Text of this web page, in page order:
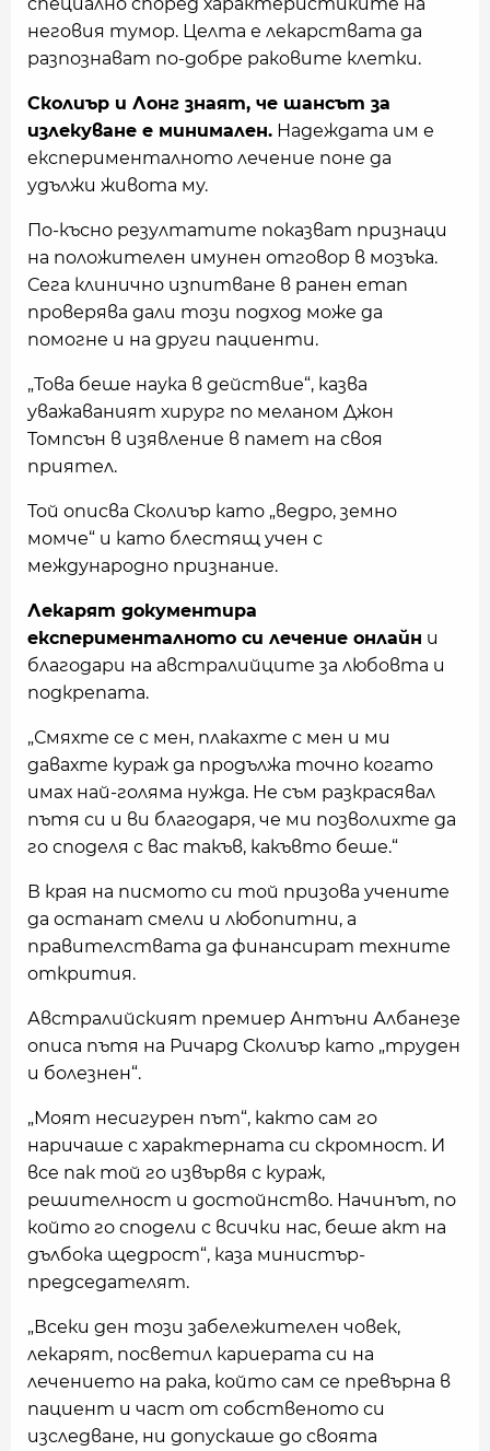
неговия тумор. Целта е лекарствата да
разпознават по-добре раковите клетки.
Сколиър и Лонг знаят, че шансът за
излекуване е минимален. Надеждата им е
експерименталното лечение поне да
удължи живота му.
По-късно резултатите показват признаци
на положителен имунен отговор в мозъка.
Сега клинично изпитване в ранен етап
проверява дали този подход може да
помогне и на други пациенти.
„Това беше наука в действие“, казва
уважаваният хирург по меланом Джон
Томпсън в изявление в памет на своя
приятел.
Той описва Сколиър като „ведро, земно
момче“ и като блестящ учен с
международно признание.
Лекарят документира
експерименталното си лечение онлайн и
благодари на австралийците за любовта и
подкрепата.
„Смяхте се с мен, плакахте с мен и ми
давахте кураж да продължа точно когато
имах най-голяма нужда. Не съм разкрасявал
пътя си и ви благодаря, че ми позволихте да
го споделя с вас такъв, какъвто беше.“
В края на писмото си той призова учените
да останат смели и любопитни, а
правителствата да финансират техните
открития.
Австралийският премиер Антъни Албанезе
описа пътя на Ричард Сколиър като „труден
и болезнен“.
„Моят несигурен път“, както сам го
наричаше с характерната си скромност. И
все пак той го извървя с кураж,
решителност и достойнство. Начинът, по
който го сподели с всички нас, беше акт на
дълбока щедрост“, каза министър-
председателят.
„Всеки ден този забележителен човек,
лекарят, посветил кариерата си на
лечението на рака, който сам се превърна в
пациент и част от собственото си
изследване, ни допускаше до своята